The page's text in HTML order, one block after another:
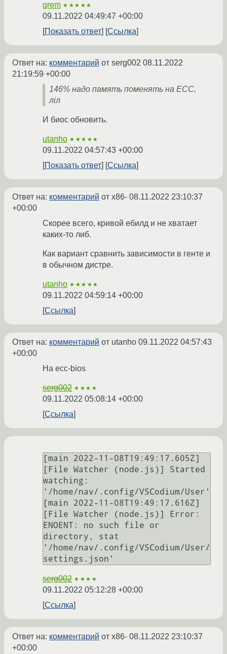
grem ★★★★★
09.11.2022 04:49:47 +00:00
Показать ответ
Ссылка
Ответ на: комментарий от serg002 08.11.2022
21:19:59 +00:00
146% надо память поменять на ECC,
лiл
И биос обновить.
utanho ★★★★★
09.11.2022 04:57:43 +00:00
Показать ответ
Ссылка
Ответ на: комментарий от x86- 08.11.2022 23:10:37
+00:00
Скорее всего, кривой ебилд и не хватает
каких-то либ.
Как вариант сравнить зависимости в генте и
в обычном дистре.
utanho ★★★★★
09.11.2022 04:59:14 +00:00
Ссылка
Ответ на: комментарий от utanho 09.11.2022 04:57:43
+00:00
На ecc-bios
serg002 ★★★★
09.11.2022 05:08:14 +00:00
Ссылка
[main 2022-11-08T19:49:17.605Z]
[File Watcher (node.js)] Started
watching:
'/home/nav/.config/VSCodium/User'
[main 2022-11-08T19:49:17.616Z]
[File Watcher (node.js)] Error:
ENOENT: no such file or
directory, stat
'/home/nav/.config/VSCodium/User/
serg002 ★★★★
09.11.2022 05:12:28 +00:00
Ссылка
Ответ на: комментарий от x86- 08.11.2022 23:10:37
+00:00